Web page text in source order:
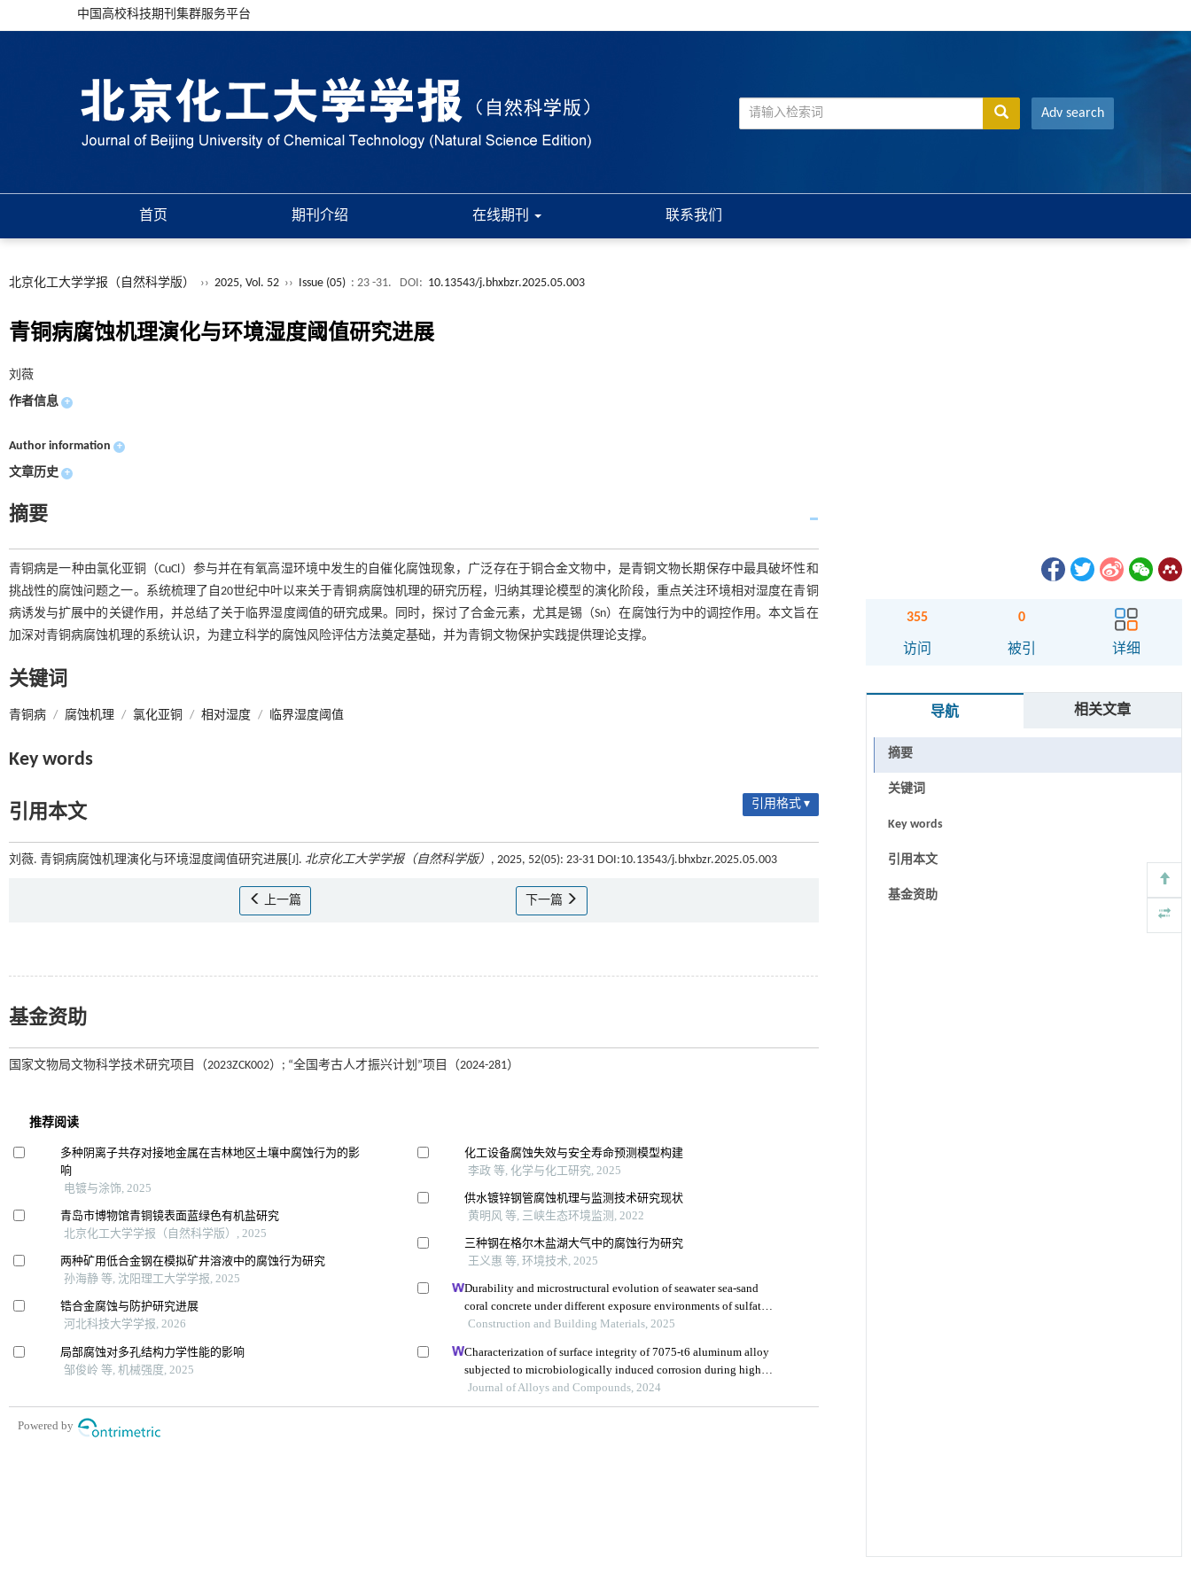
中国高校科技期刊集群服务平台
Adv search
首页 期刊介绍 在线期刊 联系我们
北京化工大学学报（自然科学版） ›› 2025, Vol. 52 ›› Issue (05) : 23 -31. DOI: 10.13543/j.bhxbzr.2025.05.003
青铜病腐蚀机理演化与环境湿度阈值研究进展
刘薇
作者信息 +
Author information +
文章历史 +
摘要
青铜病是一种由氯化亚铜（CuCl）参与并在有氧高湿环境中发生的自催化腐蚀现象，广泛存在于铜合金文物中，是青铜文物长期保存中最具破坏性和
挑战性的腐蚀问题之一。系统梳理了自20世纪中叶以来关于青铜病腐蚀机理的研究历程，归纳其理论模型的演化阶段，重点关注环境相对湿度在青铜
病诱发与扩展中的关键作用，并总结了关于临界湿度阈值的研究成果。同时，探讨了合金元素，尤其是锡（Sn）在腐蚀行为中的调控作用。本文旨在
加深对青铜病腐蚀机理的系统认识，为建立科学的腐蚀风险评估方法奠定基础，并为青铜文物保护实践提供理论支撑。
关键词
青铜病 / 腐蚀机理 / 氯化亚铜 / 相对湿度 / 临界湿度阈值
Key words
引用本文 引用格式 ▾
刘薇. 青铜病腐蚀机理演化与环境湿度阈值研究进展[J]. 北京化工大学学报（自然科学版） , 2025, 52(05): 23-31 DOI:10.13543/j.bhxbzr.2025.05.003
上一篇 下一篇
基金资助
国家文物局文物科学技术研究项目（2023ZCK002）; “全国考古人才振兴计划”项目（2024-281）
355
访问
0
被引 详细
导航 相关文章
摘要
关键词
Key words
引用本文
基金资助